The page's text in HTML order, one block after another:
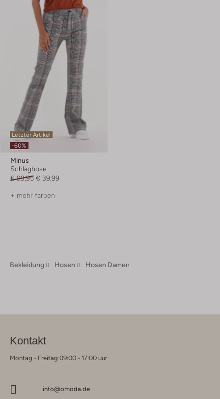
Letzter Artikel
-60%
Minus
Schlaghose
€ 99,95 € 39,99
+ mehr farben
Bekleidung Hosen Hosen Damen
Kontakt
Montag - Freitag 09:00 - 17:00 uur
info@omoda.de